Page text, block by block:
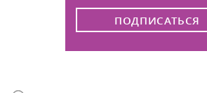
ПОДПИСАТЬСЯ